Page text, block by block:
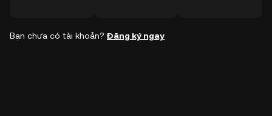
Bạn chưa có tài khoản? Đăng ký ngay